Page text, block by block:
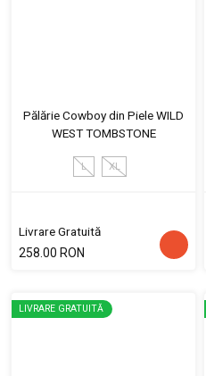
Pălărie Cowboy din Piele WILD
WEST TOMBSTONE
L XL
Livrare Gratuită
258.00 RON
LIVRARE GRATUITĂ